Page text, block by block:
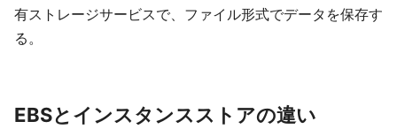
有ストレージサービスで、ファイル形式でデータを保存す
る。
EBSとインスタンスストアの違い